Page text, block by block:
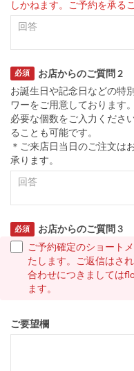
しかねます。ご予約を承る
お店からのご質問 2
必須
お誕生日や記念日などの特
ワーをご用意しております
必要な個数をご入力くださ
ることも可能です。
＊ご来店日当日のご注文は
承ります。
お店からのご質問 3
必須
ご予約確定のショート
たします。ご返信はさ
合わせにつきましては
ます。
ご要望欄